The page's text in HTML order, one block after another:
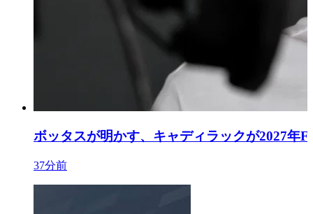
ボッタスが明かす、キャディラックが2027年
37分前